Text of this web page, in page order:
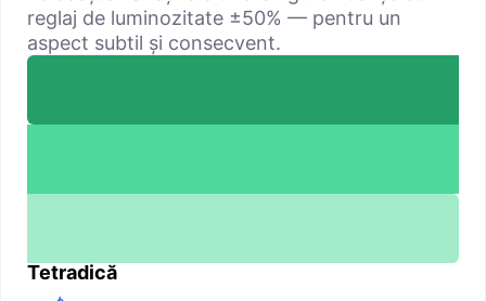
reglaj de luminozitate ±50% — pentru un
aspect subtil și consecvent.
Tetradică